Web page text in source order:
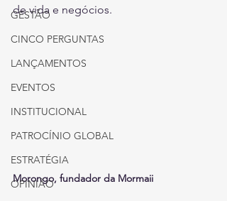
GESTÃO
CINCO PERGUNTAS
LANÇAMENTOS
EVENTOS
INSTITUCIONAL
PATROCÍNIO GLOBAL
ESTRATÉGIA
OPINIÃO
de vida e negócios.
Morongo, fundador da Mormaii